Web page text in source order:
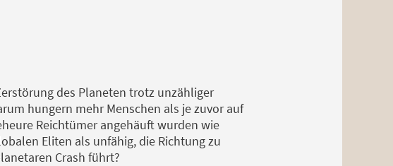
des Planeten trotz unzähliger
hungern mehr Menschen als je zuvor auf
Reichtümer angehäuft wurden wie
Eliten als unfähig, die Richtung zu
Crash führt?